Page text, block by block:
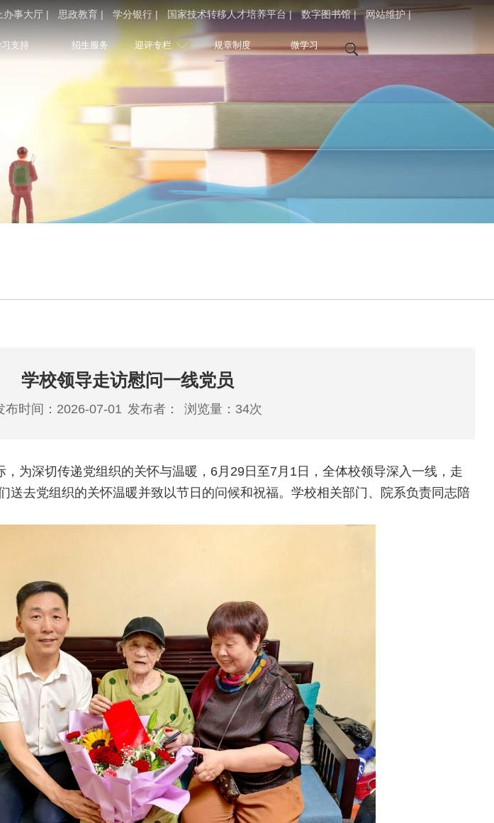
办事大厅 | 思政教育 | 学分银行 | 国家技术转移人才培养平台 | 数字图书馆 | 网站维护 |
支持 招生服务 迎评专栏 规章制度 微学习
学校领导走访慰问一线党员
布时间：2026-07-01 发布者： 浏览量： 34次
为深切传递党组织的关怀与温暖，6月29日至7月1日，全体校领导深入一线，走
送去党组织的关怀温暖并致以节日的问候和祝福。学校相关部门、院系负责同志陪